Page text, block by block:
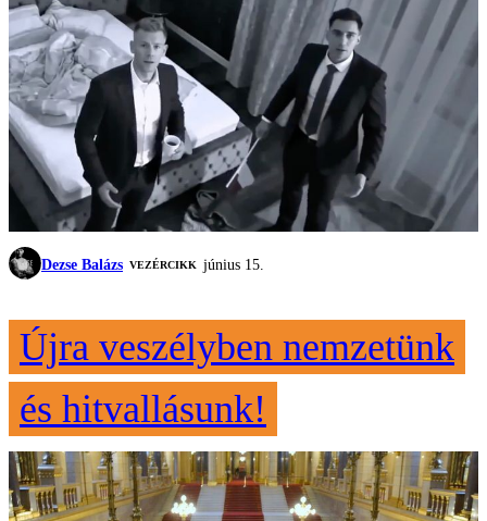
Dezse Balázs VEZÉRCIKK június 15.
Újra veszélyben nemzetünk
és hitvallásunk!